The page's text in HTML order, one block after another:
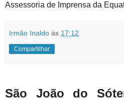
Assessoria de Imprensa da
Irmão Inaldo às 17:12
Compartilhar
São João do